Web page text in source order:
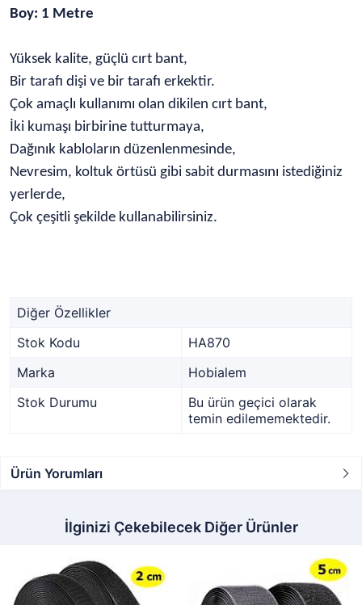
Boy: 1 Metre
Yüksek kalite, güçlü cırt bant,
Bir tarafı dişi ve bir tarafı erkektir.
Çok amaçlı kullanımı olan dikilen cırt bant,
İki kumaşı birbirine tutturmaya,
Dağınık kabloların düzenlenmesinde,
Nevresim, koltuk örtüsü gibi sabit durmasını istediğiniz
yerlerde,
Çok çeşitli şekilde kullanabilirsiniz.
Diğer Özellikler
Stok Kodu
HA870
Marka
Hobialem
Stok Durumu
Bu ürün geçici olarak
temin edilememektedir.
Ürün Yorumları
İlginizi Çekebilecek Diğer Ürünler